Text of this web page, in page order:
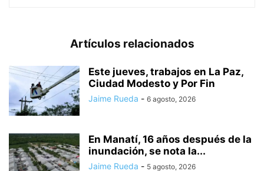
Artículos relacionados
Este jueves, trabajos en La Paz,
Ciudad Modesto y Por Fin
Jaime Rueda - 6 agosto, 2026
En Manatí, 16 años después de la
inundación, se nota la...
Jaime Rueda - 5 agosto, 2026